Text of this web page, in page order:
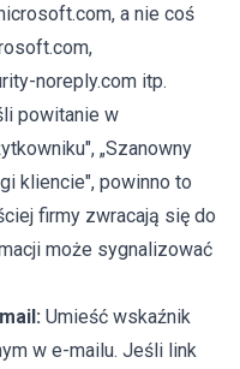
a nie coś
noreply.com itp.
powitanie w
„Szanowny
kliencie", powinno to
firmy zwracają się do
może sygnalizować
Umieść wskaźnik
w e-mailu. Jeśli link